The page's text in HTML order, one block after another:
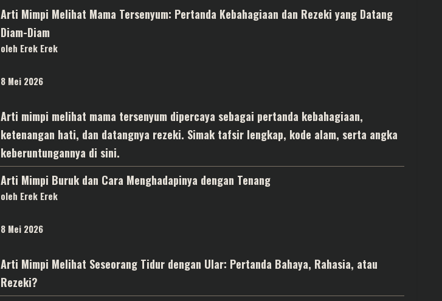
Arti Mimpi Melihat Mama Tersenyum: Pertanda Kebahagiaan dan Rezeki yang Datang
Diam-Diam
oleh Erek Erek
8 Mei 2026
Arti mimpi melihat mama tersenyum dipercaya sebagai pertanda kebahagiaan,
ketenangan hati, dan datangnya rezeki. Simak tafsir lengkap, kode alam, serta angka
keberuntungannya di sini.
Arti Mimpi Buruk dan Cara Menghadapinya dengan Tenang
oleh Erek Erek
8 Mei 2026
Arti Mimpi Melihat Seseorang Tidur dengan Ular: Pertanda Bahaya, Rahasia, atau
Rezeki?